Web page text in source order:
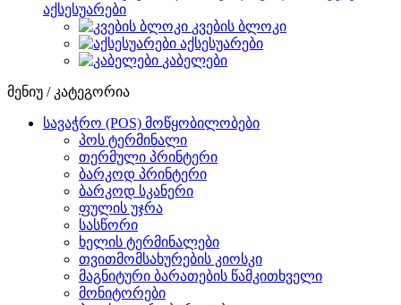
აქსესუარები
კვების ბლოკი
აქსესუარები
კაბელები
მენიუ / კატეგორია
სავაჭრო (POS) მოწყობილობები
პოს ტერმინალი
თერმული პრინტერი
ბარკოდ პრინტერი
ბარკოდ სკანერი
ფულის უჯრა
სასწორი
ხელის ტერმინალები
თვითმომსახურების კიოსკი
მაგნიტური ბარათების წამკითხველი
მონიტორები